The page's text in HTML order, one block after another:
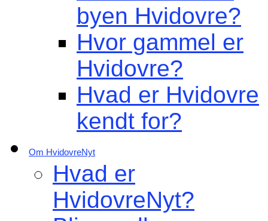
byen Hvidovre?
Hvor gammel er
Hvidovre?
Hvad er Hvidovre
kendt for?
Om HvidovreNyt
Hvad er
HvidovreNyt?